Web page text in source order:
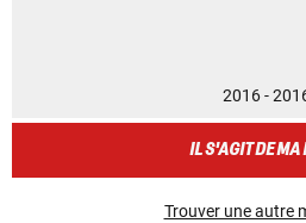
2016 -
IL S'AGIT DE MA
Trouver une autre